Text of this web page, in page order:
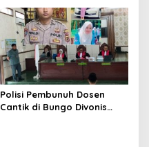
Polisi Pembunuh Dosen
Cantik di Bungo Divonis